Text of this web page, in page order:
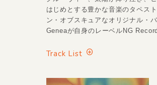
はじめとする豊かな音楽のタペス
ン・オブスキュアなオリジナル・
Geneaが自身のレーベルNG
Track List